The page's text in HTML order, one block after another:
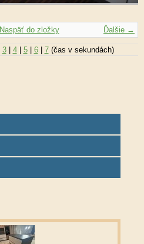
Ďalšie →
Naspäť do zložky
3| 4| 5| 6| 7(čas v sekundách)